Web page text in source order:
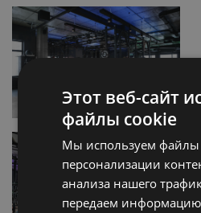
Этот веб-сайт
файлы cookie
Мы используем файлы
персонализации
анализа нашего
передаем